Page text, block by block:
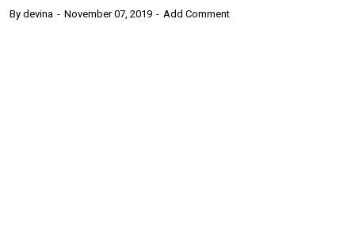
By devina November 07, 2019 Add Comment